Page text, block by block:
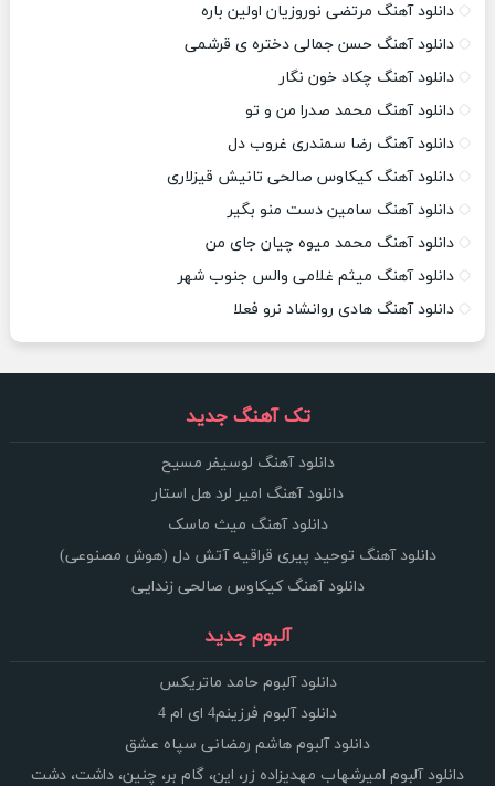
دانلود آهنگ مرتضی نوروزیان اولین باره
دانلود آهنگ حسن جمالی دختره ی قرشمی
دانلود آهنگ چکاد خون نگار
دانلود آهنگ محمد صدرا من و تو
دانلود آهنگ رضا سمندری غروب دل
دانلود آهنگ کیکاوس صالحی تانیش قیزلاری
دانلود آهنگ سامین دست منو بگیر
دانلود آهنگ محمد میوه چیان جای من
دانلود آهنگ میثم غلامی والس جنوب شهر
دانلود آهنگ هادی روانشاد نرو فعلا
تک آهنگ جدید
دانلود آهنگ لوسیفر مسیح
دانلود آهنگ امیر لرد هل استار
دانلود آهنگ میث ماسک
دانلود آهنگ توحید پیری قراقیه آتش دل (هوش مصنوعی)
دانلود آهنگ کیکاوس صالحی زندایی
آلبوم جدید
دانلود آلبوم حامد ماتریکس
دانلود آلبوم فرزینم4 ای ام 4
دانلود آلبوم هاشم رمضانی سپاه عشق
دانلود آلبوم امیرشهاب مهدیزاده زر، این، گام بر، چنین، داشت، دشت